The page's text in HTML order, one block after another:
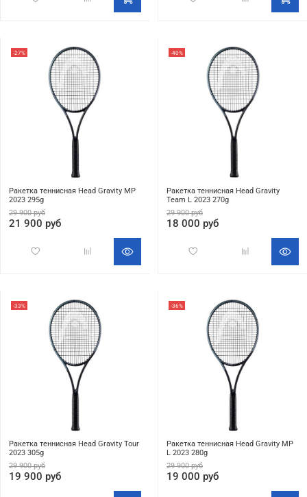
-27%
Ракетка теннисная Head Gravity MP
2023 295g
29 900 руб
21 900 руб
-40%
Ракетка теннисная Head Gravity
Team L 2023 270g
29 900 руб
18 000 руб
-33%
Ракетка теннисная Head Gravity Tour
2023 305g
29 900 руб
19 900 руб
-36%
Ракетка теннисная Head Gravity MP
L 2023 280g
29 900 руб
19 000 руб